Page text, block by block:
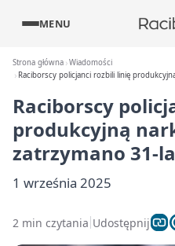
MENU
Strona główna Wiadomości
Raciborscy policjanci rozbili linię
Raciborscy
produkcyjną
zatrzymano 31-
1 września 2025
2 min czytania Udostępnij